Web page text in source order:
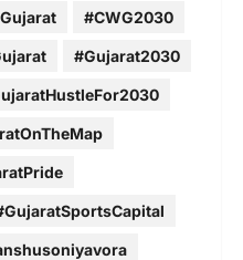
#CWG2030
#Gujarat2030